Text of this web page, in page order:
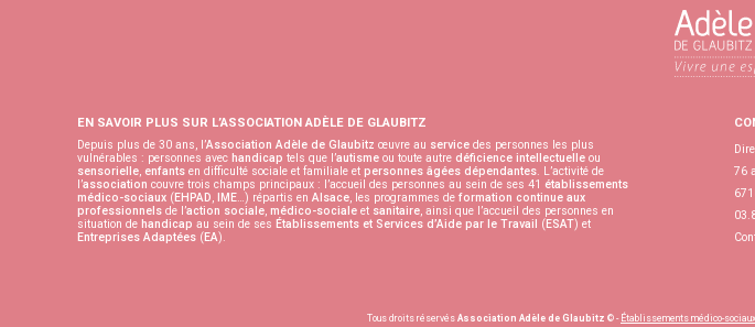
EN SAVOIR PLUS SUR L’ASSOCIATION ADÈLE DE GLAUBITZ
Depuis plus de 30 ans, l’Association Adèle de Glaubitz œuvre au servicedes personnes les plus
vulnérables : personnes avec handicap tels que l’autismeou toute autredéficience intellectuelle ou
sensorielle, enfants en difficulté sociale et familiale et personnes âgées dépendantes. L’activité de
l’association couvre trois champs principaux : l’accueil des personnes au sein de ses 41 établissements
médico-sociaux( EHPAD, IME…) répartis en Alsace, les programmes de formation continue aux
professionnelsde l’action sociale, médico-socialeet sanitaire, ainsi que l’accueil des personnes en
situation de handicap au sein de ses Établissements et Services d’Aide par le Travail ( ESAT) et
Entreprises Adaptées( EA).
76
Tous droits réservés Association Adèle de Glaubitz © - Établissements médico-